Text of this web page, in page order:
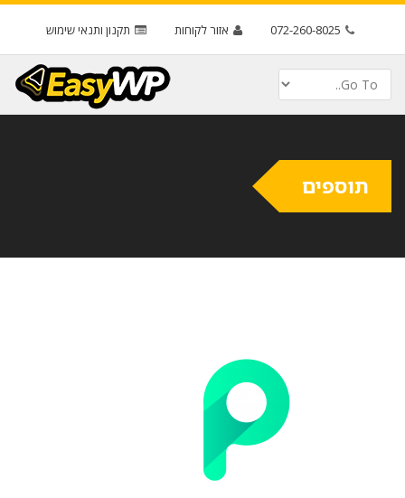
072-260-8025 אזור לקוחות תקנון ותנאי שימוש
תוספים